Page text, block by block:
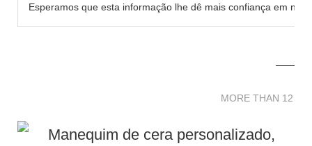
Esperamos que esta informação lhe dê mais confiança em
MORE THAN 12